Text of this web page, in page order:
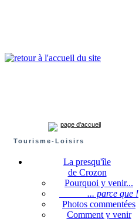
page d'accueil
Tourisme-Loisirs
La presqu'île
de Crozon
Pourquoi y venir...
... parce que !
Photos commentées
Comment y venir